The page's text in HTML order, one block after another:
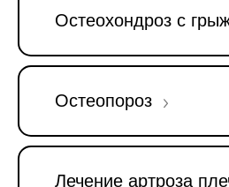
Остеохондроз с
Остеопороз
Лечение артроза